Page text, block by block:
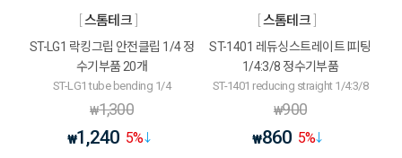
스톰테크
ST-LG1 락킹그립 안전클립 1/4 정
수기부품 20개
ST-LG1 tube bending 1/4
₩1,300
₩1,240 5%
스톰테크
ST-1401 레듀싱스트레이트 I피팅
1/4:3/8 정수기부품
ST-1401 reducing straight 1/4:3/8
₩900
₩860 5%